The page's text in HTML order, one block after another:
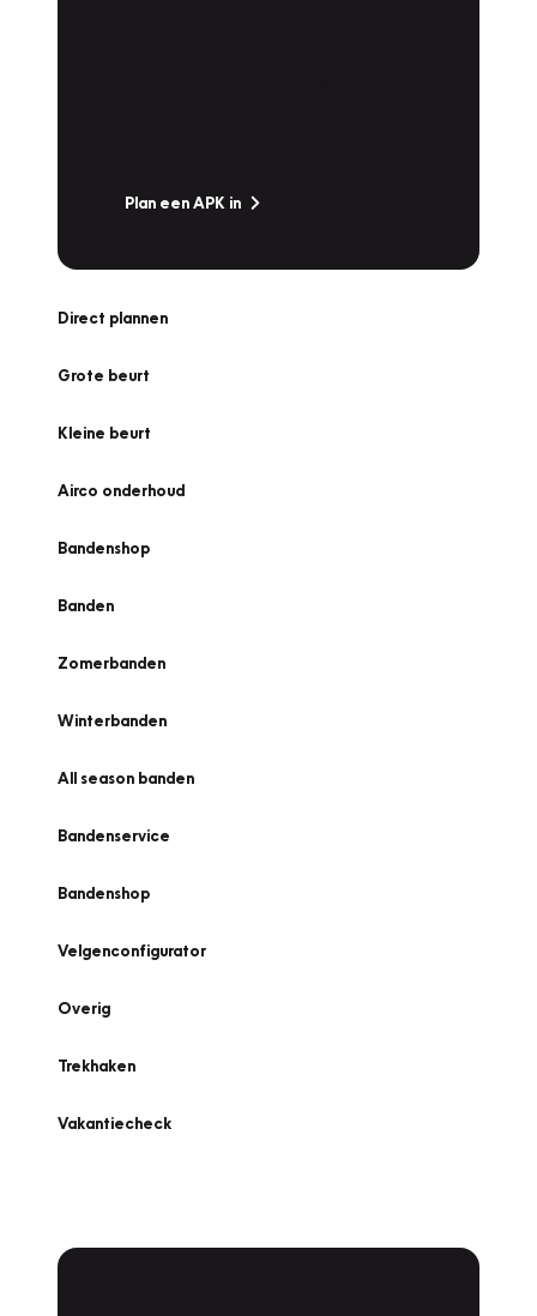
Plan een APK in
Direct plannen
Grote beurt
Kleine beurt
Airco onderhoud
Bandenshop
Banden
Zomerbanden
Winterbanden
All season banden
Bandenservice
Bandenshop
Velgenconfigurator
Overig
Trekhaken
Vakantiecheck